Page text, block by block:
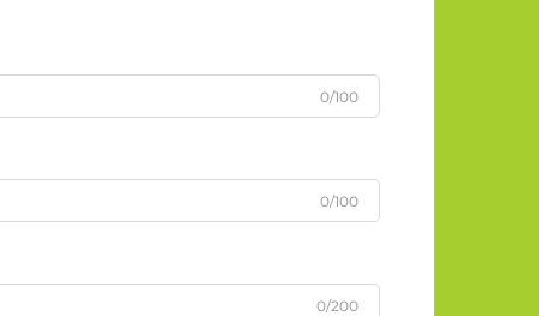
0/100
0/100
0/200